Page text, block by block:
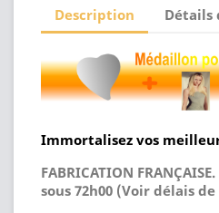
Description Détails
Immortalisez vos
FABRICATION
sous 72h00 (Voir délais